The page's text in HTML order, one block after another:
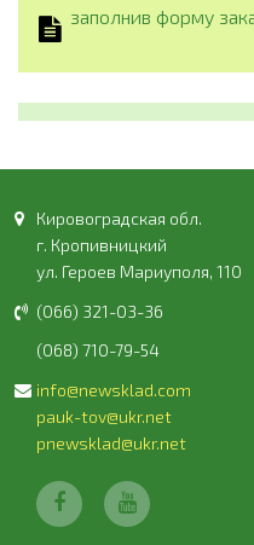
заполнив форму
Кировоградская обл.
г. Кропивницкий
ул. Героев Мариуполя, 110
(066) 321-03-36
(068) 710-79-54
info@newsklad.com
pauk-tov@ukr.net
pnewsklad@ukr.net